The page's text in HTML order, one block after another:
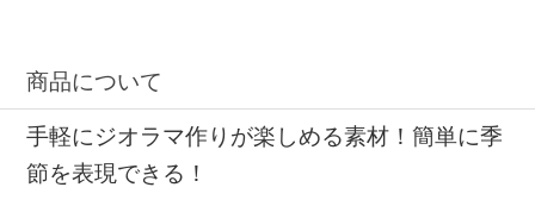
商品について
手軽にジオラマ作りが楽しめる素材！簡単に季
節を表現できる！